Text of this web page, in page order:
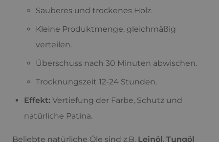
Sauberes und trockenes Holz.
Kleine Produktmenge, gleichmäßig
verteilen.
Überschuss nach 30 Minuten abwischen.
Trocknungszeit 12-24 Stunden.
Effekt: Vertiefung der Farbe, Schutz und
natürliche Patina.
Beliebte natürliche Öle sind z.B. Leinöl , Tungöl